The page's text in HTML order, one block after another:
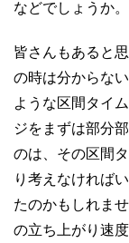
などでしょうか。
皆さんもあると
の時は分からな
ような区間タイ
ジをまずは部分
のは、その区間
り考えなければ
たのかもしれま
の立ち上がり速